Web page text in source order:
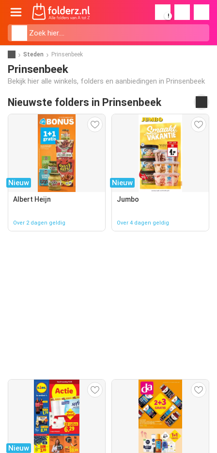
!
Steden Prinsenbeek
Prinsenbeek
Bekijk hier alle winkels, folders en aanbiedingen in Prinsenbeek
Nieuwste folders in Prinsenbeek
Nieuw
Albert Heijn
Over 2 dagen geldig
Nieuw
Jumbo
Over 4 dagen geldig
Nieuw